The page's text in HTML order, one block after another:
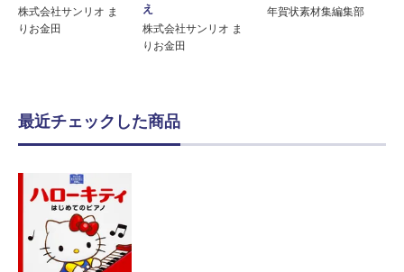
株式会社サンリオ ま
りお金田
え
株式会社サンリオ ま
りお金田
年賀状素材集編集部
最近チェックした商品